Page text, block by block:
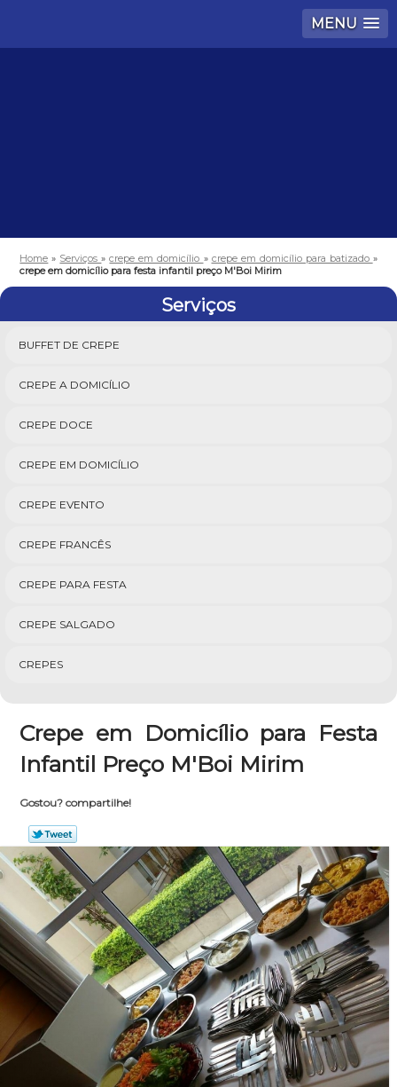
MENU
Home » Serviços»crepe em domicílio » crepe em domicílio para batizado »
crepe em domicílio para festa infantil preço M'Boi Mirim
Serviços
BUFFET DE CREPE
CREPE A DOMICÍLIO
CREPE DOCE
CREPE EM DOMICÍLIO
CREPE EVENTO
CREPE FRANCÊS
CREPE PARA FESTA
CREPE SALGADO
CREPES
Crepe em Domicílio para Festa
Infantil Preço M'Boi Mirim
Gostou? compartilhe!